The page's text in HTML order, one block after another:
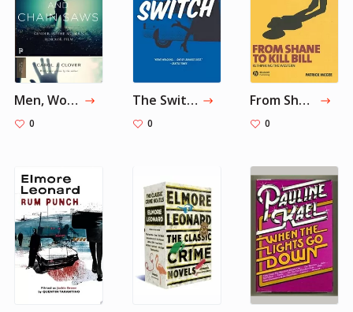
Men, Women, and Chain Saws
0
The Switch: A Novel
0
From Shane to Kill Bill
0